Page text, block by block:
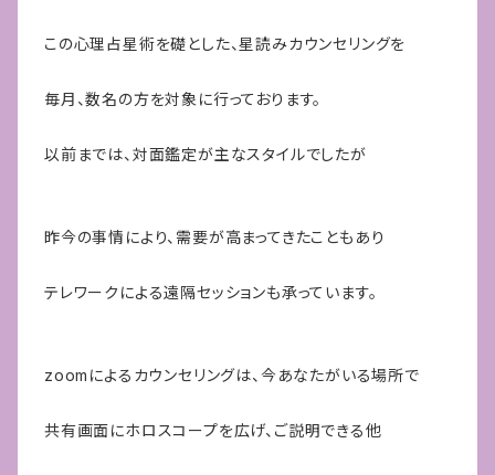
この心理占星術を礎とした、星読みカウンセリングを
毎月、数名の方を対象に行っております。
以前までは、対面鑑定が主なスタイルでしたが
昨今の事情により、需要が高まってきたこともあり
テレワークによる遠隔セッションも承っています。
zoomによるカウンセリングは、今あなたがいる場所で
共有画面にホロスコープを広げ、ご説明できる他